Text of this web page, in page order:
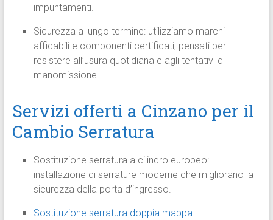
impuntamenti.
Sicurezza a lungo termine: utilizziamo marchi
affidabili e componenti certificati, pensati per
resistere all’usura quotidiana e agli tentativi di
manomissione.
Servizi offerti a Cinzano per il
Cambio Serratura
Sostituzione serratura a cilindro europeo:
installazione di serrature moderne che migliorano la
sicurezza della porta d’ingresso.
Sostituzione serratura doppia mappa: